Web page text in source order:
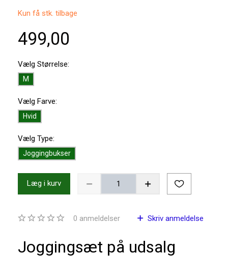
Kun få stk. tilbage
499,00
Vælg Størrelse:
M
Vælg Farve:
Hvid
Vælg Type:
Joggingbukser
Læg i kurv
0 anmeldelser Skriv anmeldelse
Joggingsæt på udsalg